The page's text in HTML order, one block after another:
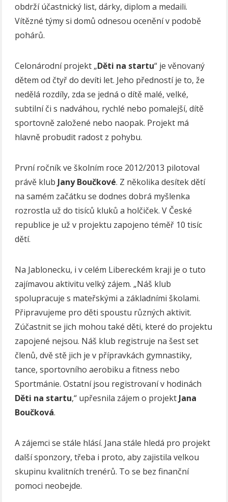
obdrží účastnický list, dárky, diplom a medaili.
Vítězné týmy si domů odnesou ocenění v podobě
pohárů.
Celonárodní projekt „Děti na startu“ je věnovaný
dětem od čtyř do devíti let. Jeho předností je to, že
nedělá rozdíly, zda se jedná o dítě malé, velké,
subtilní či s nadváhou, rychlé nebo pomalejší, dítě
sportovně založené nebo naopak. Projekt má
hlavně probudit radost z pohybu.
První ročník ve školním roce 2012/2013 pilotoval
právě klub Jany Boučkové. Z několika desítek dětí
na samém začátku se dodnes dobrá myšlenka
rozrostla už do tisíců kluků a holčiček. V České
republice je už v projektu zapojeno téměř 10 tisíc
dětí.
Na Jablonecku, i v celém Libereckém kraji je o tuto
zajímavou aktivitu velký zájem. „Náš klub
spolupracuje s mateřskými a základními školami.
Připravujeme pro děti spoustu různých aktivit.
Zúčastnit se jich mohou také děti, které do projektu
zapojené nejsou. Náš klub registruje na šest set
členů, dvě stě jich je v přípravkách gymnastiky,
tance, sportovního aerobiku a fitness nebo
Sportmánie. Ostatní jsou registrovaní v hodinách
Děti na startu,“ upřesnila zájem o projekt Jana
Boučková.
A zájemci se stále hlásí. Jana stále hledá pro projekt
další sponzory, třeba i proto, aby zajistila velkou
skupinu kvalitních trenérů. To se bez finanční
pomoci neobejde.